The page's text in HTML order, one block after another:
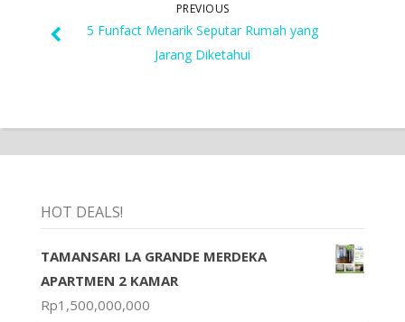
PREVIOUS
5 Funfact Menarik Seputar Rumah yang
Jarang Diketahui
HOT DEALS!
TAMANSARI LA GRANDE MERDEKA
APARTMEN 2 KAMAR
Rp1,500,000,000